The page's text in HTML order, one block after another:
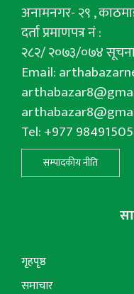
अनामनगर- २९ ,
दर्ता प्रमाणपत्र नं :
२८२/ २०७३/०७४
Email:
Tel: +977
सम्पादकीय नीति
गृहपृष्ठ
समाचार